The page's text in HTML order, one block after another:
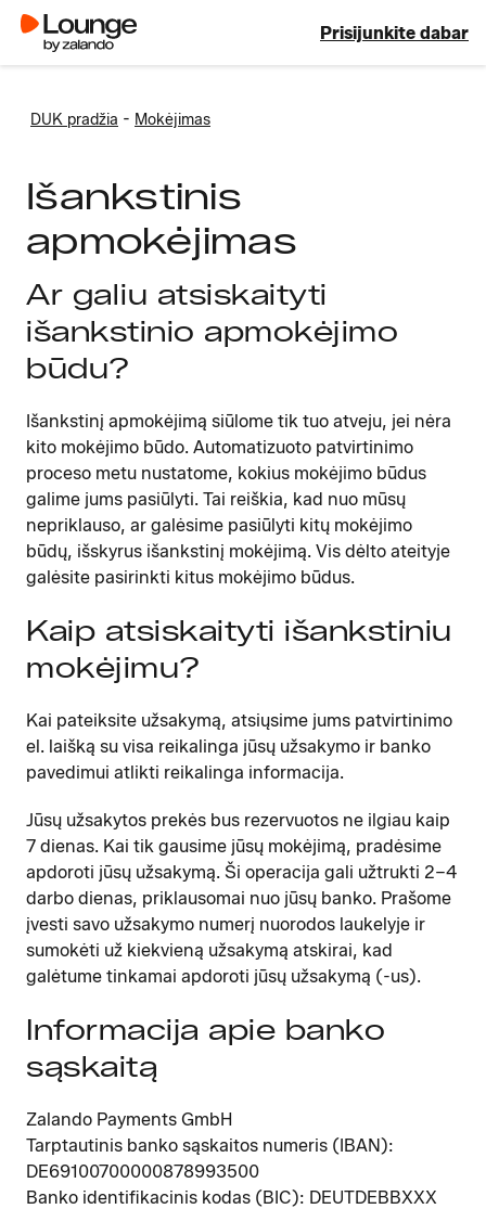
Prisijunkite dabar
DUK pradžia - Mokėjimas
Išankstinis
apmokėjimas
Ar galiu atsiskaityti
išankstinio apmokėjimo
būdu?
Išankstinį apmokėjimą siūlome tik tuo atveju, jei nėra
kito mokėjimo būdo. Automatizuoto patvirtinimo
proceso metu nustatome, kokius mokėjimo būdus
galime jums pasiūlyti. Tai reiškia, kad nuo mūsų
nepriklauso, ar galėsime pasiūlyti kitų mokėjimo
būdų, išskyrus išankstinį mokėjimą. Vis dėlto ateityje
galėsite pasirinkti kitus mokėjimo būdus.
Kaip atsiskaityti išankstiniu
mokėjimu?
Kai pateiksite užsakymą, atsiųsime jums patvirtinimo
el. laišką su visa reikalinga jūsų užsakymo ir banko
pavedimui atlikti reikalinga informacija.
Jūsų užsakytos prekės bus rezervuotos ne ilgiau kaip
7 dienas. Kai tik gausime jūsų mokėjimą, pradėsime
apdoroti jūsų užsakymą. Ši operacija gali užtrukti 2–4
darbo dienas, priklausomai nuo jūsų banko. Prašome
įvesti savo užsakymo numerį nuorodos laukelyje ir
sumokėti už kiekvieną užsakymą atskirai, kad
galėtume tinkamai apdoroti jūsų užsakymą (-us).
Informacija apie banko
sąskaitą
Zalando Payments GmbH
Tarptautinis banko sąskaitos numeris (IBAN):
DE69100700000878993500
Banko identifikacinis kodas (BIC): DEUTDEBBXXX